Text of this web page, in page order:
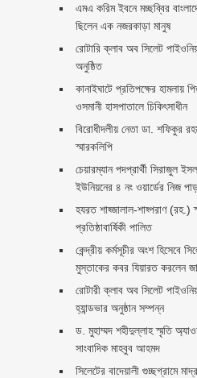
এমএ করিম ইবনে মচ্ছব্বির
ছিলেন এক নজরকাড়া মানুষ ‎
রোটারি ক্লাব অব সিলেট
অনুষ্ঠিত
কানাইঘাটে প্রতিপক্ষের
ওসমানী হাসপাতালে চিকিৎসাধীন
বিরোধীদলীয় নেতা ডা. শফিকুর
স্মারকলিপি ‎
চেয়ারম্যান পদপ্রার্থী সিরাজুল
ইউনিয়নের ৪ নং ওয়ার্ডের নিজ
হযরত শাহ্জালাল-শাহ্পরাণ (রহ.)
প্রতিষ্ঠাবার্ষিকী পালিত ‎​
কেন্দ্রীয় কর্মসূচীর অংশ হিসেবে
মুস্তাকের কবর যিয়ারত করলেন
রোটারী ক্লাব অব সিলেট
হ্যান্ডভার অনুষ্ঠান সম্পন্ন
ড. মুহাম্মদ শহীদুল্লাহ স্মৃতি
সাংবাদিক মাহবুব আহমদ
সিলেটের বাদেয়ালী গুচ্ছগ্রামে